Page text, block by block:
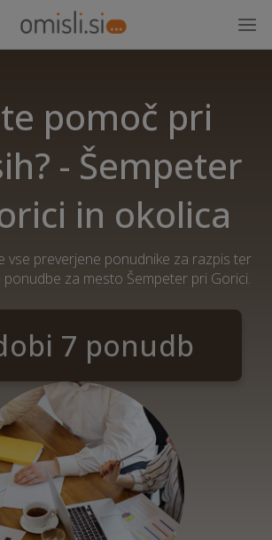
pomoč pri
- Šempeter
in okolica
vse preverjene ponudnike za razpis ter
za mesto Šempeter pri Gorici.
7 ponudb